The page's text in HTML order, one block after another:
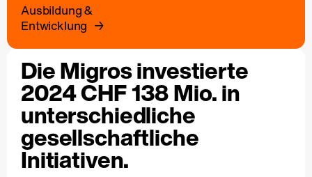
Ausbildung &
Entwicklung
Die Migros investierte
2024 CHF 138 Mio. in
unterschiedliche
gesellschaftliche
Initiativen.